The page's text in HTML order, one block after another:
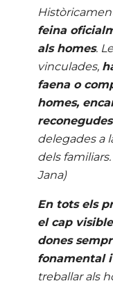
feina
als homes.
vinculades,
faena o
homes,
delegades a
dels familiars.
Jana)
Entots els
el cap
dones
fonamental
treballar als